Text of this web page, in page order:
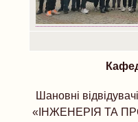
Шановні
«ІНЖЕНЕРІЯ ТА